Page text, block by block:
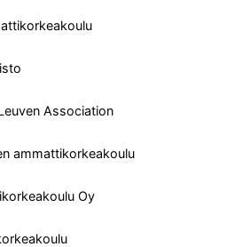
Association
ammattikorkeakoulu
Oy